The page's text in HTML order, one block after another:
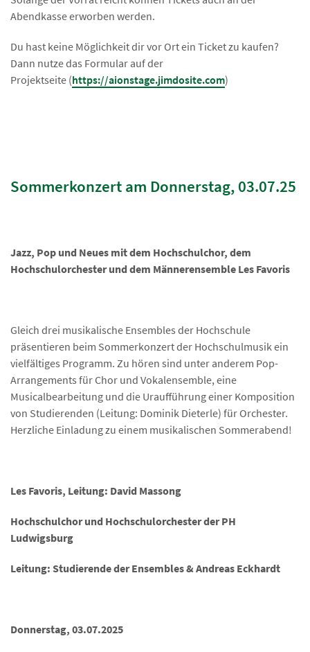
Abendkasse erworben werden.
Du hast keine Möglichkeit dir vor Ort ein Ticket zu kaufen?
Dann nutze das Formular auf der
Projektseite (https://aionstage.jimdosite.com)
Sommerkonzert am Donnerstag, 03.07.25
Jazz, Pop und Neues mit dem Hochschulchor, dem
Hochschulorchester und dem Männerensemble Les Favoris
Gleich drei musikalische Ensembles der Hochschule
präsentieren beim Sommerkonzert der Hochschulmusik ein
vielfältiges Programm. Zu hören sind unter anderem Pop-
Arrangements für Chor und Vokalensemble, eine
Musicalbearbeitung und die Uraufführung einer Komposition
von Studierenden (Leitung: Dominik Dieterle) für Orchester.
Herzliche Einladung zu einem musikalischen Sommerabend!
Les Favoris, Leitung: David Massong
Hochschulchor und Hochschulorchester der PH
Ludwigsburg
Leitung: Studierende der Ensembles & Andreas Eckhardt
Donnerstag, 03.07.2025